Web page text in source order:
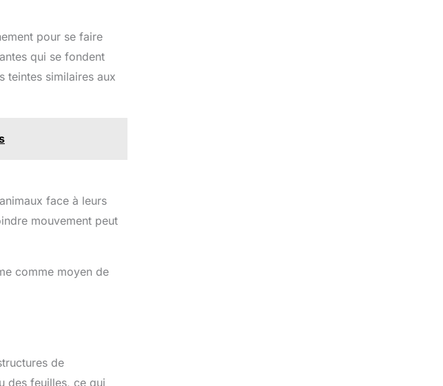
pour se faire
qui se fondent
teintes similaires aux
face à leurs
mouvement peut
comme moyen de
de
des feuilles, ce qui